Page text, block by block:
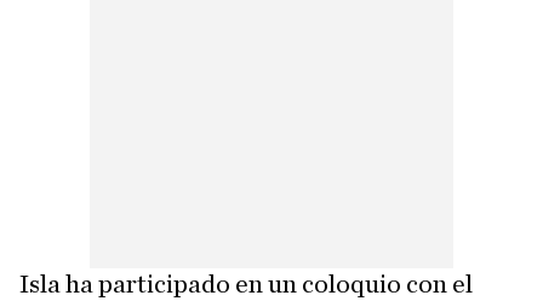
Isla ha participado en un coloquio con el